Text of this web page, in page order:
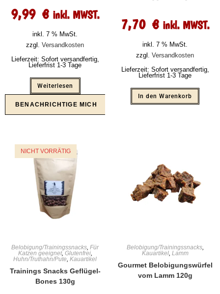
9,99 € inkl. MWST.
inkl. 7 % MwSt.
zzgl. Versandkosten
Lieferzeit: Sofort versandfertig,
Lieferfrist 1-3 Tage
Weiterlesen
7,70 € inkl. MWST.
inkl. 7 % MwSt.
zzgl. Versandkosten
Lieferzeit: Sofort versandfertig,
Lieferfrist 1-3 Tage
In den Warenkorb
NICHT VORRÄTIG
Belobigung/Trainingssnacks, Für
Katzen geeignet, Glutenfrei,
Huhn/Truthahn/Pute, Kauartikel
Trainings Snacks Geflügel-
Bones 130g
Belobigung/Trainingssnacks,
Kauartikel, Lamm
Gourmet Belobigungswürfel
vom Lamm 120g